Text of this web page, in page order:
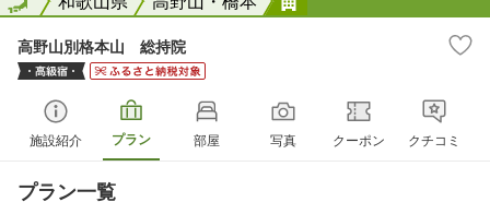
高野山別格本山 総持院
施設紹介 プラン 部屋 写真 クーポン クチコミ
プラン一覧